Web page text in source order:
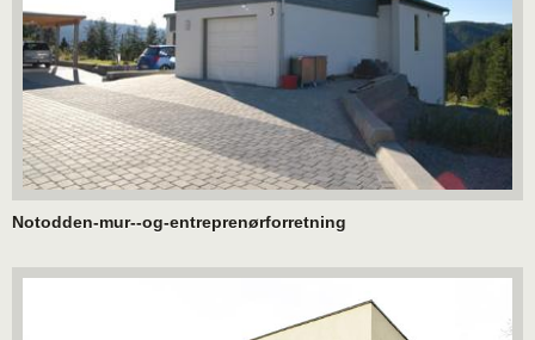
Notodden-mur--og-entreprenørforretning